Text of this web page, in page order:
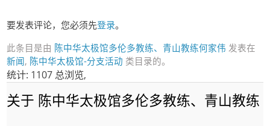
要发表评论，您必须先登录。
此条目是由 陈中华太极馆多伦多教练、青山教练何家伟 发表在
新闻, 陈中华太极馆-分支活动 类目录的。
统计: 1107 总浏览,
关于 陈中华太极馆多伦多教练、青山教练